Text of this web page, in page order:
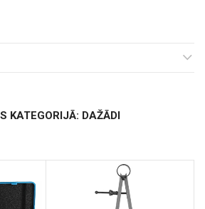
KATEGORIJĀ: DAŽĀDI